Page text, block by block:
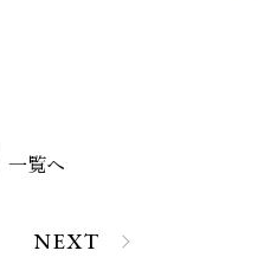
一覧へ
NEXT